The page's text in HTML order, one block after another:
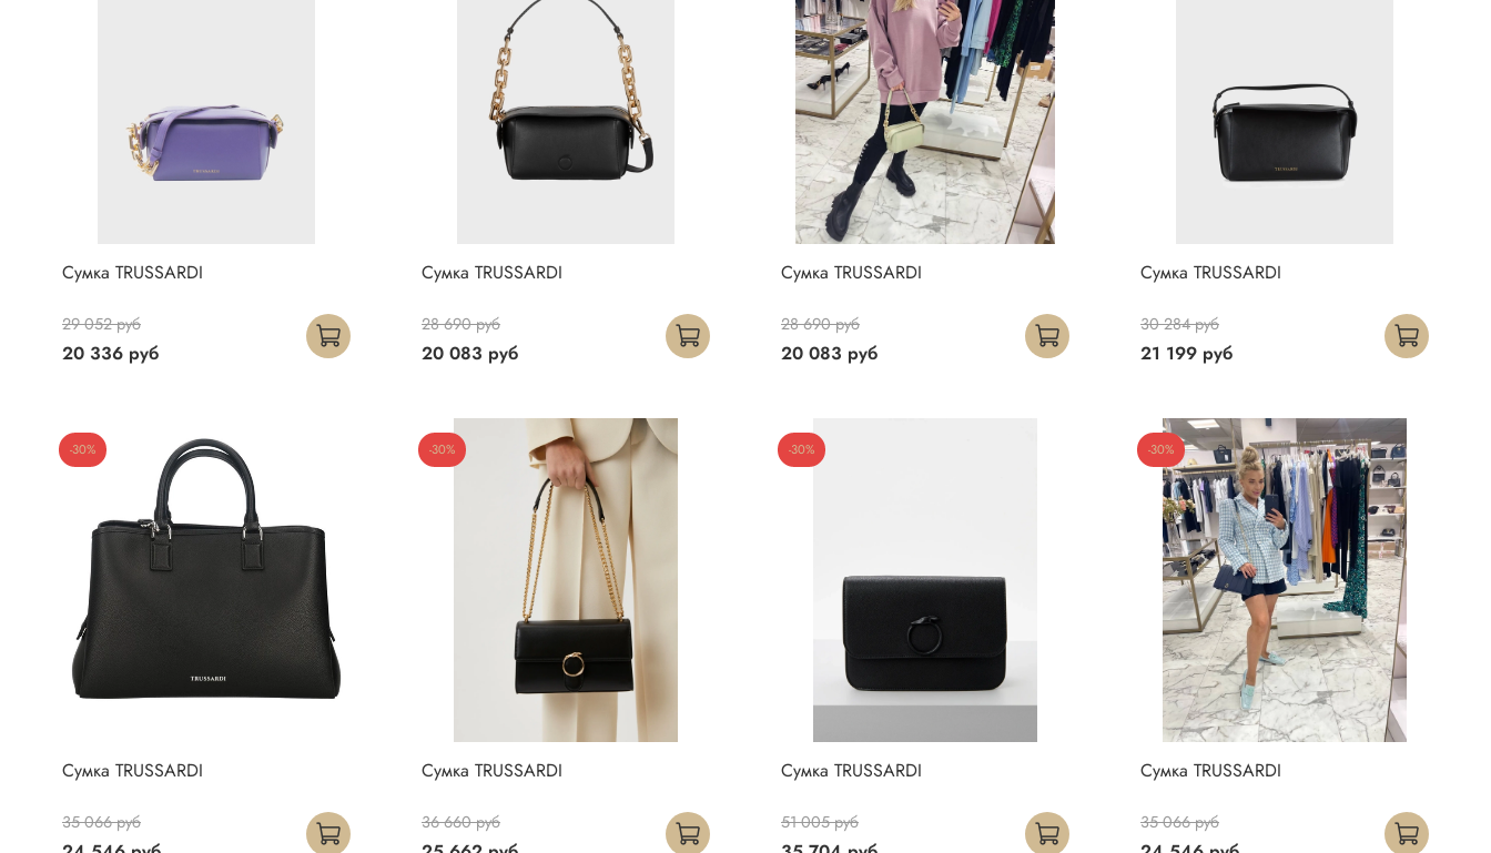
Сумка TRUSSARDI
20 336 руб
29 052 руб
Сумка TRUSSARDI
20 083 руб
28 690 руб
Сумка TRUSSARDI
20 083 руб
28 690 руб
Сумка TRUSSARDI
21 199 руб
30 284 руб
-30%
Сумка TRUSSARDI
35 066 руб
-30%
Сумка TRUSSARDI
36 660 руб
-30%
Сумка TRUSSARDI
51 005 руб
-30%
Сумка TRUSSARDI
35 066 руб